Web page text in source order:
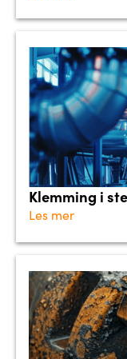
Klemming i
Les mer